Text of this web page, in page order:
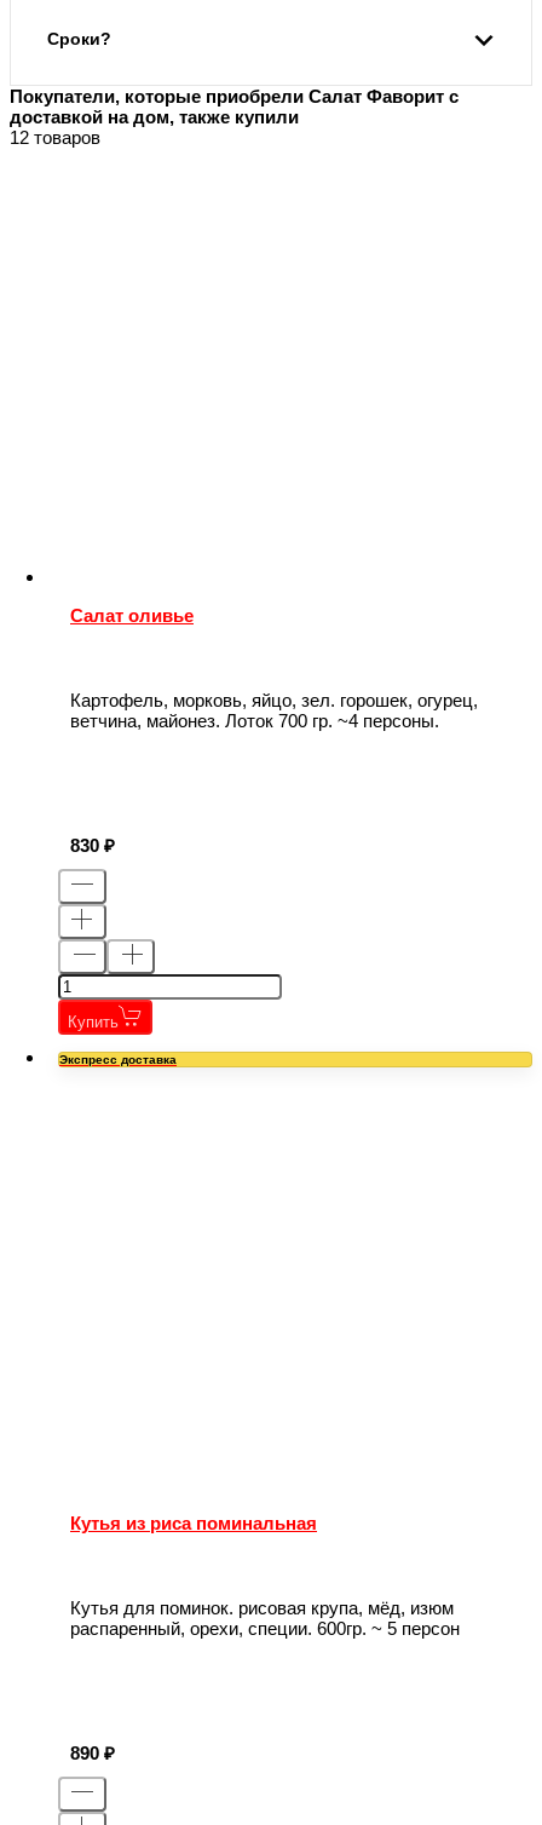
Сроки?
Покупатели, которые приобрели Салат Фаворит с
доставкой на дом, также купили
12 товаров
Салат оливье
Картофель, морковь, яйцо, зел. горошек, огурец,
ветчина, майонез. Лоток 700 гр. ~4 персоны.
830
Купить
Экспресс доставка
Кутья из риса поминальная
Кутья для поминок. рисовая крупа, мёд, изюм
распаренный, орехи, специи. 600гр. ~ 5 персон
890